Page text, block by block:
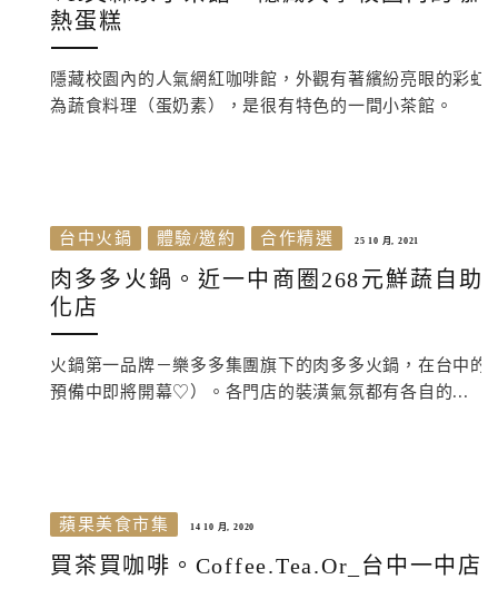
熱蛋糕
隱藏校園內的人氣網紅咖啡館，外觀有著繽紛亮眼的彩
為蔬食料理（蛋奶素），是很有特色的一間小茶館。
台中火鍋 體驗/邀約 合作精選 25 10 月, 2021
肉多多火鍋。近一中商圈268元鮮蔬自
化店
火鍋第一品牌－樂多多集團旗下的肉多多火鍋，在台中
預備中即將開幕♡）。各門店的裝潢氣氛都有各自的...
蘋果美食市集 14 10 月, 2020
買茶買咖啡。Coffee.Tea.Or_台中一中店